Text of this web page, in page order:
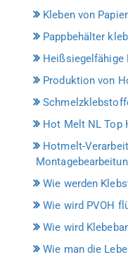
Kleben von
Pappbehälter
Heißsiegelfähige
Produktion von
Hot Melt NL Top
Hotmelt-
Wie werden
Wie wird PVOH
Wie wird
Wie man die